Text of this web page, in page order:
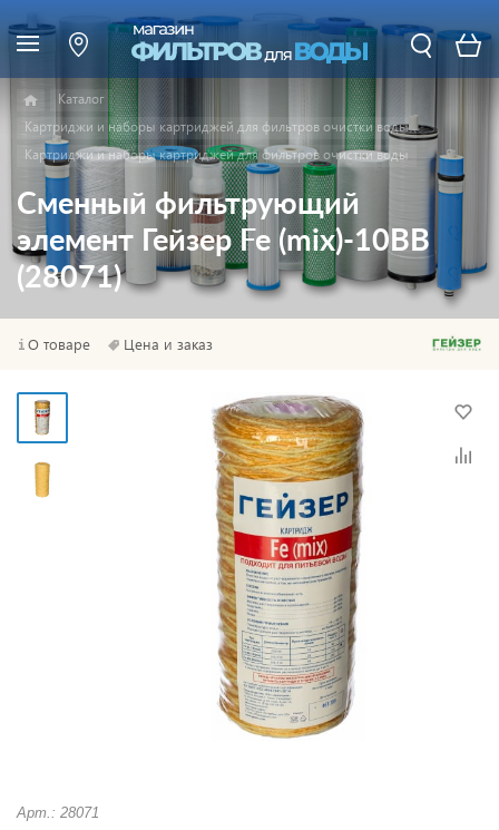
Каталог
Картриджи и наборы картриджей для фильтров очистки воды
Картриджи и наборы картриджей для фильтров очистки воды
Сменный фильтрующий
элемент Гейзер Fe (mix)-10BB
(28071)
О товаре Цена и заказ
Арт.: 28071